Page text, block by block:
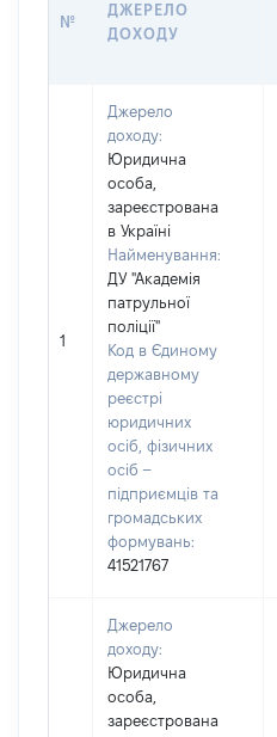
№
ДЖЕРЕЛО
ДОХОДУ
1
Джерело
доходу:
Юридична
особа,
зареєстрована
в Україні
Найменування:
ДУ "Академія
патрульної
поліції"
Код в Єдиному
державному
реєстрі
юридичних
осіб, фізичних
осіб –
підприємців та
громадських
формувань:
41521767
Джерело
доходу:
Юридична
особа,
зареєстрована